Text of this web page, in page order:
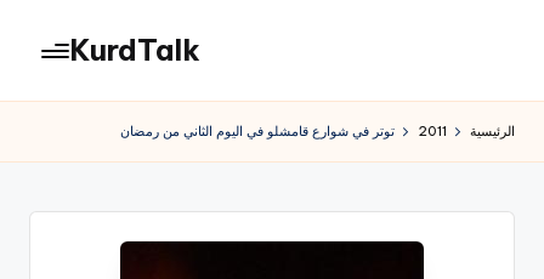
المحتوى
KurdTalk
اخبار
الرئيسية 2011 توتر في شوارع قامشلو في اليوم الثاني من رمضان